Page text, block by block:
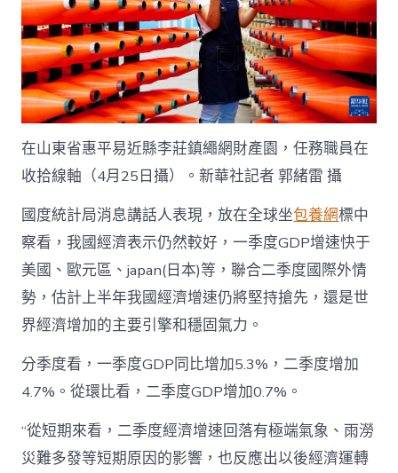
得.0%_
中
國
網〉
中
在山東省惠平易近縣李莊鎮繩網財產園，任務職員在
收拾線軸（4月25日攝）。新華社記者 郭緒雷 攝
國度統計局消息講話人表現，放在全球坐包養網標中
察看，我國經濟表示仍然較好，一季度GDP增速快于
美國、歐元區、japan(日本)等，聯合二季度國際外情
勢，估計上半年我國經濟增速仍將堅持搶先，還是世
界經濟增加的主要引擎和穩固氣力。
分季度看，一季度GDP同比增加5.3%，二季度增加
4.7%。從環比看，二季度GDP增加0.7%。
“從短期來看，二季度經濟增速回落有極端氣象、雨澇
災難多發等短期原因的影響，也反應出以後經濟運轉